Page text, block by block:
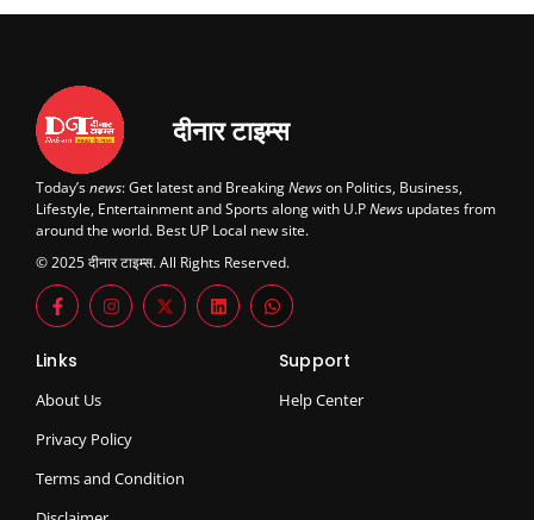
दीनार टाइम्स
Today’snews: Get latest and BreakingNewson Politics, Business,
Lifestyle, Entertainment and Sports along with U.PNews updates from
around the world. Best UP Local new site.
© 2025 दीनार टाइम्स. All Rights Reserved.
Links
About Us
Privacy Policy
Terms and Condition
Support
Help Center